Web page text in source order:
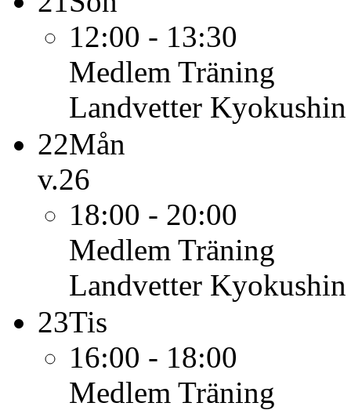
12:00 - 13:30
Medlem Träning
Landvetter
22Mån
v.26
18:00 - 20:00
Medlem Träning
Landvetter
23Tis
16:00 - 18:00
Medlem Träning